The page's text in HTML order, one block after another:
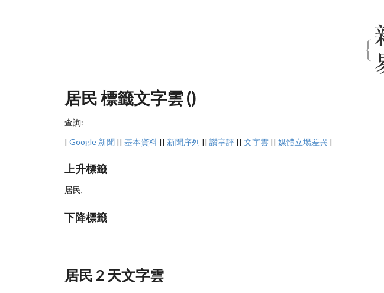
居民 標籤文字雲 ()
查詢:
| Google 新聞|| 基本資料|| 新聞序列 || 讚享評|| 文字雲|| 媒體立場差異|
上升標籤
居民,
下降標籤
居民 2 天文字雲